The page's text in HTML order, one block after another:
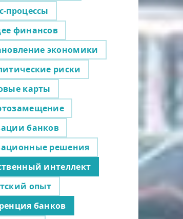
процессы
финансов
экономики
риски
карты
банков
решения
интеллект
опыт
банков